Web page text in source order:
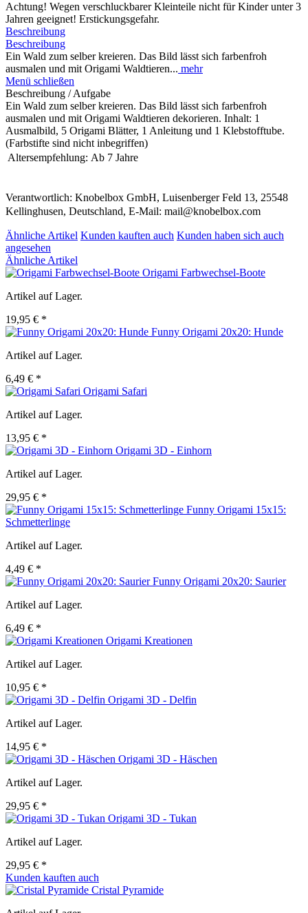
Achtung! Wegen verschluckbarer Kleinteile nicht für Kinder unter 3
Jahren geeignet! Erstickungsgefahr.
Beschreibung
Beschreibung
Ein Wald zum selber kreieren. Das Bild lässt sich farbenfroh
ausmalen und mit Origami Waldtieren... mehr
Menü schließen
Beschreibung / Aufgabe
Ein Wald zum selber kreieren. Das Bild lässt sich farbenfroh
ausmalen und mit Origami Waldtieren dekorieren. Inhalt: 1
Ausmalbild, 5 Origami Blätter, 1 Anleitung und 1 Klebstofftube.
(Farbstifte sind nicht inbegriffen)
Altersempfehlung: Ab 7 Jahre
Verantwortlich: Knobelbox GmbH, Luisenberger Feld 13, 25548
Kellinghusen, Deutschland, E-Mail: mail@knobelbox.com
Ähnliche Artikel Kunden kauften auch Kunden haben sich auch
angesehen
Ähnliche Artikel
Origami Farbwechsel-Boote
Artikel auf Lager.
19,95 € *
Funny Origami 20x20: Hunde
Artikel auf Lager.
6,49 € *
Origami Safari
Artikel auf Lager.
13,95 € *
Origami 3D - Einhorn
Artikel auf Lager.
29,95 € *
Funny Origami 15x15:
Schmetterlinge
Artikel auf Lager.
4,49 € *
Funny Origami 20x20: Saurier
Artikel auf Lager.
6,49 € *
Origami Kreationen
Artikel auf Lager.
10,95 € *
Origami 3D - Delfin
Artikel auf Lager.
14,95 € *
Origami 3D - Häschen
Artikel auf Lager.
29,95 € *
Origami 3D - Tukan
Artikel auf Lager.
29,95 € *
Kunden kauften auch
Cristal Pyramide